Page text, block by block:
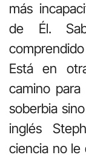
más
de Él.
Está en
camino
soberbia
inglés
ciencia no le